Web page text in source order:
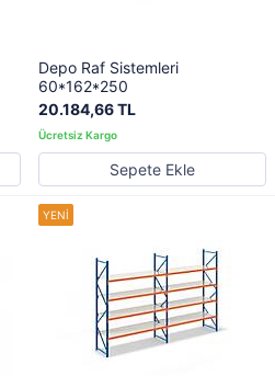
Depo Raf Sistemleri
60*162*250
20.184,66 TL
Sepete Ekle